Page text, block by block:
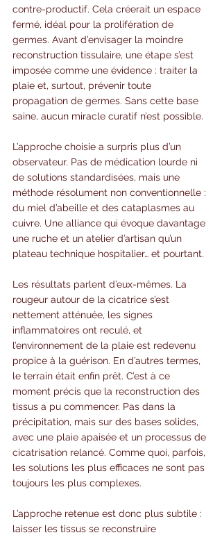
contre-productif. Cela créerait un espace
fermé, idéal pour la prolifération de
germes. Avant d’envisager la moindre
reconstruction tissulaire, une étape s’est
imposée comme une évidence : traiter la
plaie et, surtout, prévenir toute
propagation de germes. Sans cette base
saine, aucun miracle curatif n’est possible.
L’approche choisie a surpris plus d’un
observateur. Pas de médication lourde ni
de solutions standardisées, mais une
méthode résolument non conventionnelle :
du miel d’abeille et des cataplasmes au
cuivre. Une alliance qui évoque davantage
une ruche et un atelier d’artisan qu’un
plateau technique hospitalier… et pourtant.
Les résultats parlent d’eux-mêmes. La
rougeur autour de la cicatrice s’est
nettement atténuée, les signes
inflammatoires ont reculé, et
l’environnement de la plaie est redevenu
propice à la guérison. En d’autres termes,
le terrain était enfin prêt. C’est à ce
moment précis que la reconstruction des
tissus a pu commencer. Pas dans la
précipitation, mais sur des bases solides,
avec une plaie apaisée et un processus de
cicatrisation relancé. Comme quoi, parfois,
les solutions les plus efficaces ne sont pas
toujours les plus complexes.
L’approche retenue est donc plus subtile :
laisser les tissus se reconstruire